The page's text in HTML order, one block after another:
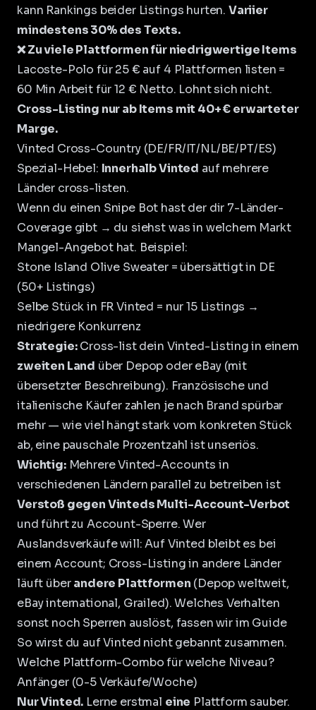
kann Rankings beider Listings hurten. Variier
mindestens 30% des Texts.
❌ Zu viele Plattformen für niedrigwertige Items
Lacoste-Polo für 25 € auf 4 Plattformen listen =
60 Min Arbeit für 12 € Netto. Lohnt sich nicht.
Cross-Listing nur ab Items mit 40+ € erwarteter
Marge.
Vinted Cross-Country (DE/FR/IT/NL/BE/PT/ES)
Spezial-Hebel: Innerhalb Vinted auf mehrere
Länder cross-listen.
Wenn du einen Snipe Bot hast der dir 7-Länder-
Coverage gibt → du siehst was in welchem Markt
Mangel-Angebot hat. Beispiel:
Stone Island Olive Sweater = übersättigt in DE
(50+ Listings)
Selbe Stück in FR Vinted = nur 15 Listings →
niedrigere Konkurrenz
Strategie:Cross-list dein Vinted-Listing in einem
zweiten Land über Depop oder eBay (mit
übersetzter Beschreibung). Französische und
italienische Käufer zahlen je nach Brand spürbar
mehr — wie viel hängt stark vom konkreten Stück
ab, eine pauschale Prozentzahl ist unseriös.
Wichtig:Mehrere Vinted-Accounts in
verschiedenen Ländern parallel zu betreiben ist
Verstoß gegen Vinteds Multi-Account-Verbot
und führt zu Account-Sperre. Wer
Auslandsverkäufe will: Auf Vinted bleibt es bei
einem Account; Cross-Listing in andere Länder
läuft überandere Plattformen (Depop weltweit,
eBay international, Grailed). Welches Verhalten
sonst noch Sperren auslöst, fassen wir im Guide
So wirst du auf Vinted nicht gebannt zusammen.
Welche Plattform-Combo für welche Niveau?
Anfänger (0-5 Verkäufe/Woche)
Nur Vinted. Lerne erstmal eine Plattform sauber.